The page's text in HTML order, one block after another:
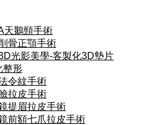
天鵝頸手術
骨正顎手術
光影美學-客製化3D墊片
整形
令紋手術
拉皮手術
提眉拉皮手術
前額七爪拉皮手術